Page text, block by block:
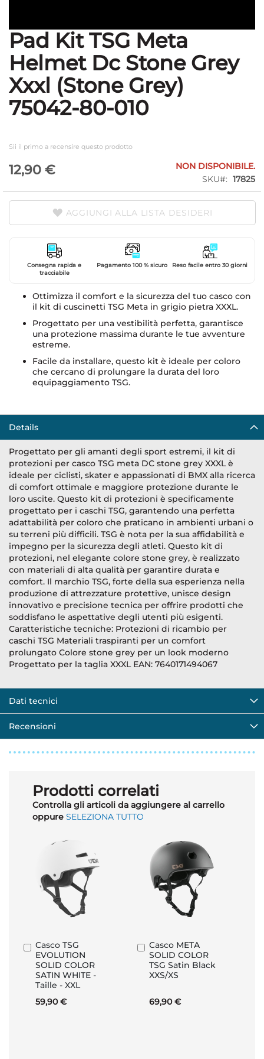
Vai
all'inizio
della
galleria
di
immagini
Pad Kit TSG Meta
Helmet Dc Stone Grey
Xxxl (Stone Grey)
75042-80-010
Sii il primo a recensire questo prodotto
12,90 €
NON DISPONIBILE.
SKU
17825
AGGIUNGI ALLA LISTA DESIDERI
Consegna rapida e
tracciabile
Pagamento 100 % sicuro Reso facile entro 30 giorni
Ottimizza il comfort e la sicurezza del tuo casco con
il kit di cuscinetti TSG Meta in grigio pietra XXXL.
Progettato per una vestibilità perfetta, garantisce
una protezione massima durante le tue avventure
estreme.
Facile da installare, questo kit è ideale per coloro
che cercano di prolungare la durata del loro
equipaggiamento TSG.
Details
Progettato per gli amanti degli sport estremi, il kit di
protezioni per casco TSG meta DC stone grey XXXL è
ideale per ciclisti, skater e appassionati di BMX alla ricerca
di comfort ottimale e maggiore protezione durante le
loro uscite. Questo kit di protezioni è specificamente
progettato per i caschi TSG, garantendo una perfetta
adattabilità per coloro che praticano in ambienti urbani o
su terreni più difficili. TSG è nota per la sua affidabilità e
impegno per la sicurezza degli atleti. Questo kit di
protezioni, nel elegante colore stone grey, è realizzato
con materiali di alta qualità per garantire durata e
comfort. Il marchio TSG, forte della sua esperienza nella
produzione di attrezzature protettive, unisce design
innovativo e precisione tecnica per offrire prodotti che
soddisfano le aspettative degli utenti più esigenti.
Caratteristiche tecniche: Protezioni di ricambio per
caschi TSG Materiali traspiranti per un comfort
prolungato Colore stone grey per un look moderno
Progettato per la taglia XXXL EAN: 7640171494067
Dati tecnici
Recensioni
Prodotti correlati
Controlla gli articoli da aggiungere al carrello
oppure SELEZIONA TUTTO
Casco TSG
EVOLUTION
SOLID COLOR
SATIN WHITE -
Taille - XXL
59,90 €
Aggiungi
al
Carrello
Casco META
SOLID COLOR
TSG Satin Black
XXS/XS
69,90 €
Aggiungi
al
Carrello